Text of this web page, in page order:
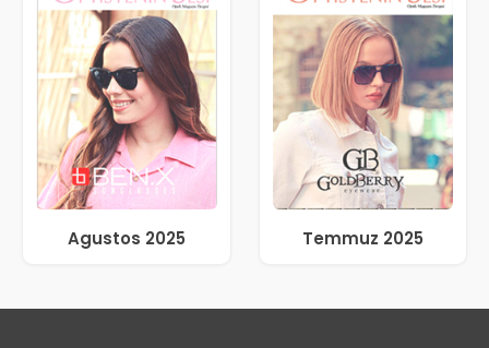
Agustos 2025 Temmuz 2025